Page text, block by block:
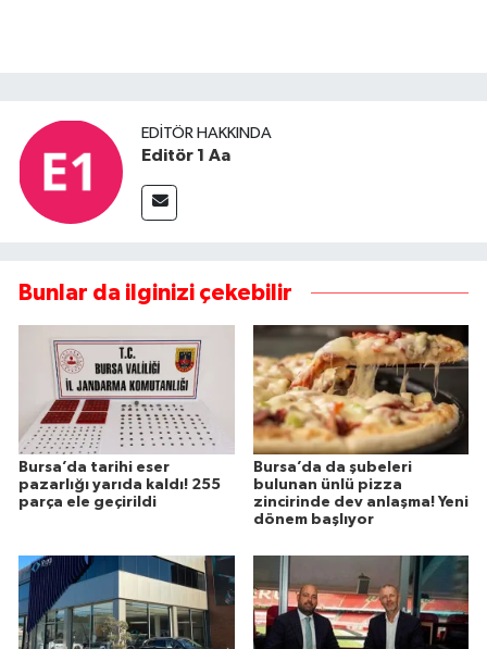
EDITÖR HAKKINDA
Editör 1 Aa
Bunlar da ilginizi çekebilir
Bursa’da tarihi eser
pazarlığı yarıda kaldı! 255
parça ele geçirildi
Bursa’da da şubeleri
bulunan ünlü pizza
zincirinde dev anlaşma! Yeni
dönem başlıyor